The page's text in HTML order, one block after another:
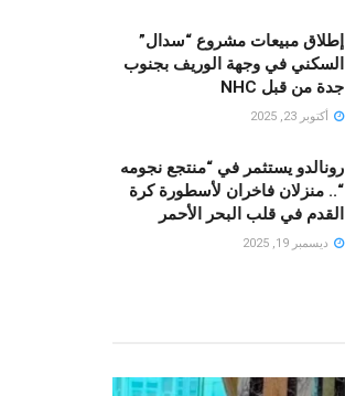
إطلاق مبيعات مشروع “سدال”
السكني في وجهة الوريف بجنوب
جدة من قبل NHC
أكتوبر 23, 2025
رونالدو يستثمر في “منتجع نجومه
“.. منزلان فاخران لأسطورة كرة
القدم في قلب البحر الأحمر
ديسمبر 19, 2025